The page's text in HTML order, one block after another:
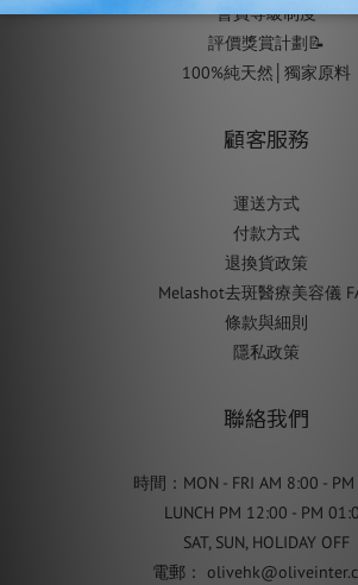
會員等級制度
評價獎賞計劃📝
100%純天然│獨家原料
顧客服務
運送方式
付款方式
退換貨政策
Melashot去斑醫療美容儀
條款與細則
隱私政策
聯絡我們
時間：MON - FRI AM 8:00 -
LUNCH PM 12:00 - PM
SAT, SUN, HOLIDAY OFF
電郵：